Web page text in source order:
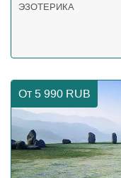
ЭЗОТЕРИКА
От 5 990 RUB